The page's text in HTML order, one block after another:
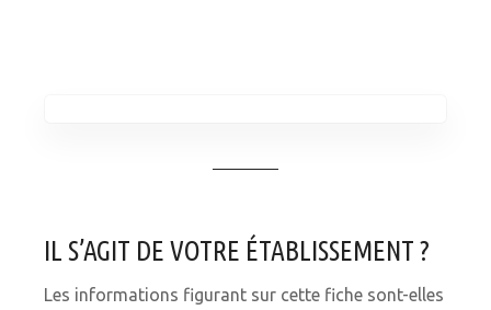
IL S’AGIT DE VOTRE ÉTABLISSEMENT ?
Les informations figurant sur cette fiche sont-elles